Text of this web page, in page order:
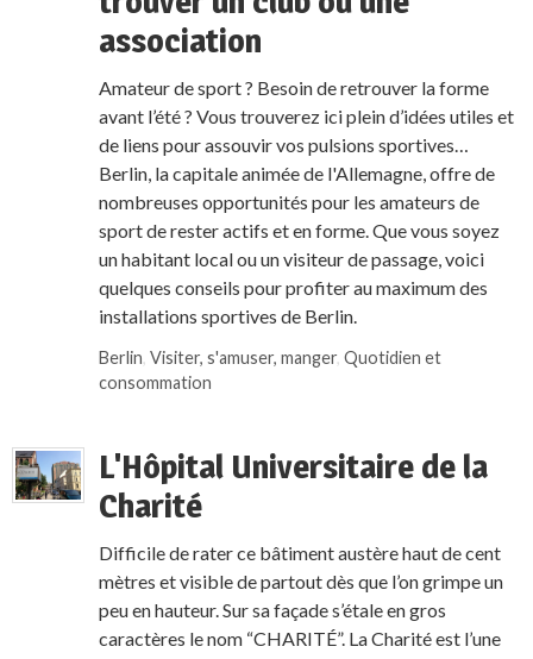
association
Amateur de sport ? Besoin de retrouver la forme
avant l’été ? Vous trouverez ici plein d’idées utiles et
de liens pour assouvir vos pulsions sportives…
Berlin, la capitale animée de l'Allemagne, offre de
nombreuses opportunités pour les amateurs de
sport de rester actifs et en forme. Que vous soyez
un habitant local ou un visiteur de passage, voici
quelques conseils pour profiter au maximum des
installations sportives de Berlin.
Berlin ,Visiter, s'amuser, manger ,Quotidien et
consommation
L'Hôpital Universitaire de la
Charité
Difficile de rater ce bâtiment austère haut de cent
mètres et visible de partout dès que l’on grimpe un
peu en hauteur. Sur sa façade s’étale en gros
caractères le nom “CHARITÉ”. La Charité est l’une